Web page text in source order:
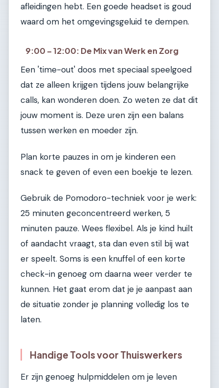
afleidingen hebt. Een goede headset is goud
waard om het omgevingsgeluid te dempen.
9:00 – 12:00: De Mix van Werk en Zorg
Een 'time-out' doos met speciaal speelgoed
dat ze alleen krijgen tijdens jouw belangrijke
calls, kan wonderen doen. Zo weten ze dat dit
jouw moment is. Deze uren zijn een balans
tussen werken en moeder zijn.
Plan korte pauzes in om je kinderen een
snack te geven of even een boekje te lezen.
Gebruik de Pomodoro-techniek voor je werk:
25 minuten geconcentreerd werken, 5
minuten pauze. Wees flexibel. Als je kind huilt
of aandacht vraagt, sta dan even stil bij wat
er speelt. Soms is een knuffel of een korte
check-in genoeg om daarna weer verder te
kunnen. Het gaat erom dat je je aanpast aan
de situatie zonder je planning volledig los te
laten.
Handige Tools voor Thuiswerkers
Er zijn genoeg hulpmiddelen om je leven